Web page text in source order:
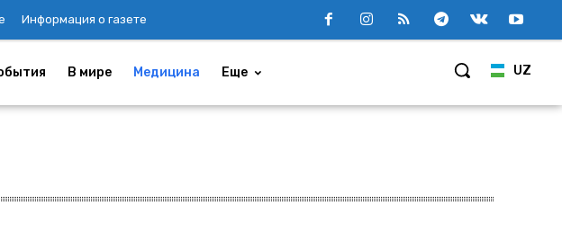
Информация о газете
UZ
В мире Медицина Еще